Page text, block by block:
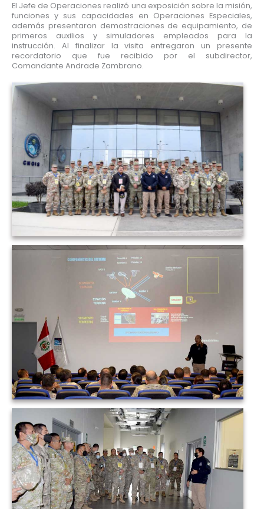
El Jefe de Operaciones realizó una exposición sobre la misión,
funciones y sus capacidades en Operaciones Especiales,
además presentaron demostraciones de equipamiento, de
primeros auxilios y simuladores empleados para la
instrucción. Al finalizar la visita entregaron un presente
recordatorio que fue recibido por el subdirector,
Comandante Andrade Zambrano.